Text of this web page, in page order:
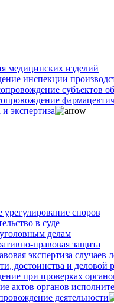
медицинских изделий
инспекции
субъектов
экспертиза
урегулирование споров
в суде
делам
правовая защита
экспертиза случаев
достоинства и деловой
при проверках
актов органов
деятельности